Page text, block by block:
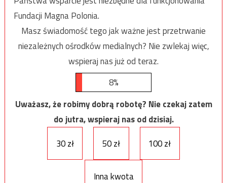
Fundacji Magna Polonia.
Masz świadomość tego jak ważne jest przetrwanie
niezależnych ośrodków medialnych? Nie zwlekaj więc,
wspieraj nas już od teraz.
8%
Uważasz, że robimy dobrą robotę? Nie czekaj zatem
do jutra, wspieraj nas od dzisiaj.
30 zł
50 zł 100 zł
Inna kwota